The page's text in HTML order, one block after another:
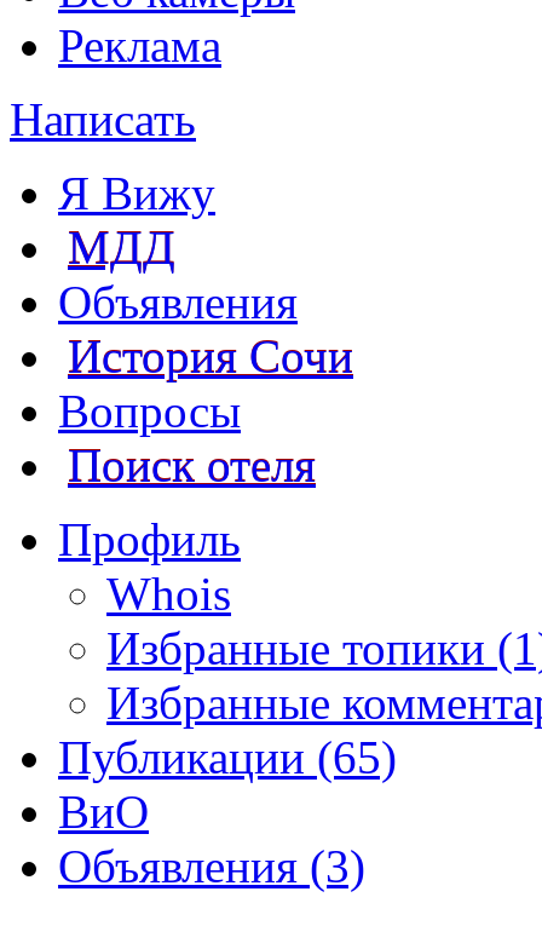
Реклама
Написать
Я Вижу
МДД
Объявления
История Сочи
Вопросы
Поиск отеля
Профиль
Whois
Избранные топики
Избранные
Публикации (65)
ВиО
Объявления (3)